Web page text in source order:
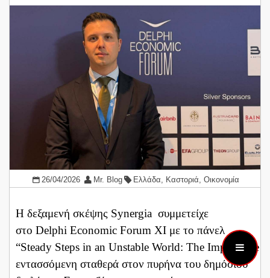
26/04/2026 Mr. Blog Ελλάδα, Καστοριά, Οικονομία
Η δεξαμενή σκέψης Synergia συμμετείχε
στο Delphi Economic Forum XI με το πάνελ
“Steady Steps in an Unstable World: The
εντασσόμενη σταθερά στον πυρήνα του δημόσιου